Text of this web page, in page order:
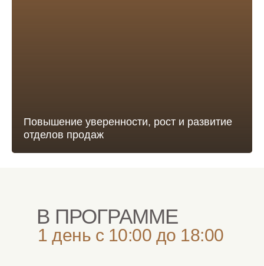
Повышение уверенности, рост и развитие
отделов продаж
В ПРОГРАММЕ
1 день с 10:00 до 18:00